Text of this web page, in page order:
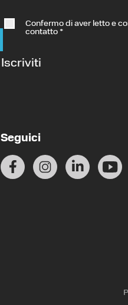
Confermo di aver letto e
contatto *
Iscriviti
Seguici